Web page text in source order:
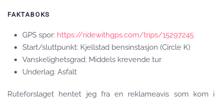
FAKTABOKS
GPS spor: https://ridewithgps.com/trips/15297245
Start/sluttpunkt: Kjellstad bensinstasjon (Circle K)
Vanskelighetsgrad: Middels krevende tur
Underlag: Asfalt
Ruteforslaget hentet jeg fra en reklameavis som kom i